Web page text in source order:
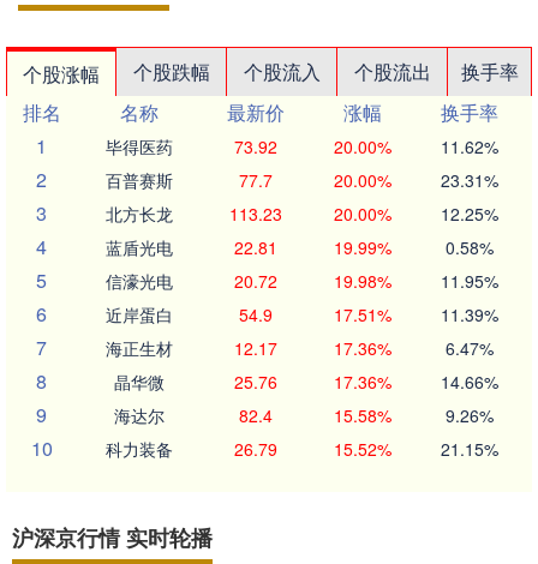
个股涨幅 个股跌幅 个股流入 个股流出
换手率
排名
名称 最新价 涨幅
换手率
1
毕得医药 73.92 20.00% 11.62%
2 百普赛斯 77.7 20.00% 23.31%
3 北方长龙 113.23 20.00% 12.25%
4 蓝盾光电 22.81 19.99% 0.58%
5 信濠光电 20.72 19.98% 11.95%
6 近岸蛋白 54.9 17.51% 11.39%
7 海正生材 12.17 17.36% 6.47%
8 晶华微 25.76 17.36% 14.66%
9 海达尔 82.4 15.58% 9.26%
10 科力装备 26.79 15.52% 21.15%
沪深京行情 实时轮播